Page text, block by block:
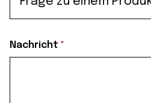
Nachricht *(erforderlich)